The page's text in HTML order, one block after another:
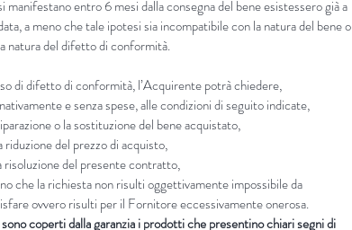
manifestano entro 6 mesi dalla consegna del bene esistessero già a
a meno che tale ipotesi sia incompatibile con la natura del bene o
natura del difetto di conformità.
di difetto di conformità, l’Acquirente potrà chiedere,
e senza spese, alle condizioni di seguito indicate,
o la sostituzione del bene acquistato,
riduzione del prezzo di acquisto,
risoluzione del presente contratto,
che la richiesta non risulti oggettivamente impossibile da
ovvero risulti per il Fornitore eccessivamente onerosa.
coperti dalla garanzia i prodotti che presentino chiari segni di